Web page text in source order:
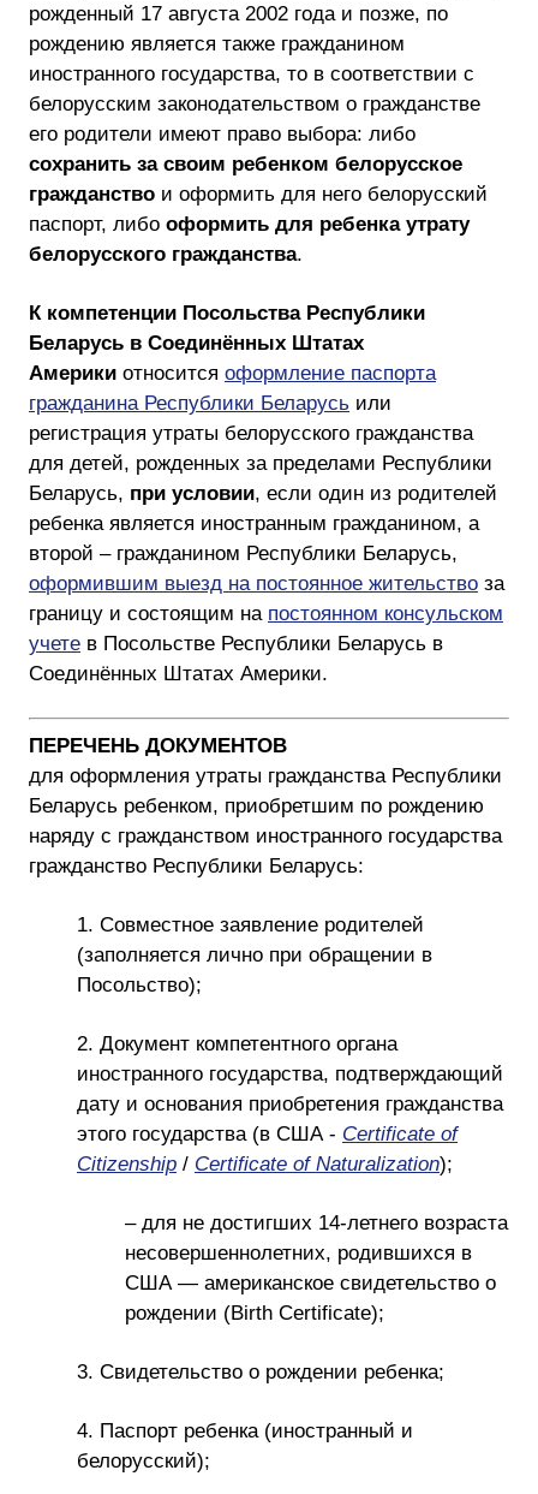
рожденный 17 августа 2002 года и позже, по
рождению является также гражданином
иностранного государства, то в соответствии с
белорусским законодательством о гражданстве
его родители имеют право выбора: либо
сохранить за своим ребенком белорусское
гражданство и оформить для него белорусский
паспорт, либо оформить для ребенка утрату
белорусского гражданства.
К компетенции Посольства Республики
Беларусь в Соединённых Штатах
Америки относится оформление паспорта
гражданина Республики Беларусь или
регистрация утраты белорусского гражданства
для детей, рожденных за пределами Республики
Беларусь, при условии, если один из родителей
ребенка является иностранным гражданином, а
второй – гражданином Республики Беларусь,
оформившим выезд на постоянное жительство за
границу и состоящим на постоянном консульском
учете в Посольстве Республики Беларусь в
Соединённых Штатах Америки.
ПЕРЕЧЕНЬ ДОКУМЕНТОВ
для оформления утраты гражданства Республики
Беларусь ребенком, приобретшим по рождению
наряду с гражданством иностранного государства
гражданство Республики Беларусь:
1. Совместное заявление родителей
(заполняется лично при обращении в
Посольство);
2. Документ компетентного органа
иностранного государства, подтверждающий
дату и основания приобретения гражданства
этого государства (в США - Certificate of
Citizenship / Certificate of Naturalization);
– для не достигших 14-летнего возраста
несовершеннолетних, родившихся в
США — американское свидетельство о
рождении (Birth Certificate);
3. Свидетельство о рождении ребенка;
4. Паспорт ребенка (иностранный и
белорусский);